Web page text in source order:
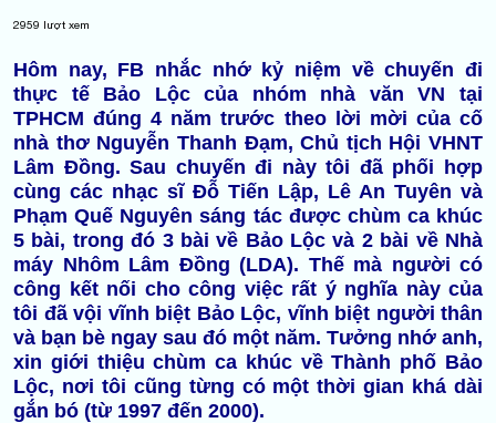
2959 lượt xem
Hôm nay, FB nhắc nhớ kỷ niệm về chuyến đi
thực tế Bảo Lộc của nhóm nhà văn VN tại
TPHCM đúng 4 năm trước theo lời mời của cố
nhà thơ Nguyễn Thanh Đạm, Chủ tịch Hội VHNT
Lâm Đồng. Sau chuyến đi này tôi đã phối hợp
cùng các nhạc sĩ Đỗ Tiến Lập, Lê An Tuyên và
Phạm Quế Nguyên sáng tác được chùm ca khúc
5 bài, trong đó 3 bài về Bảo Lộc và 2 bài về Nhà
máy Nhôm Lâm Đồng (LDA). Thế mà người có
công kết nối cho công việc rất ý nghĩa này của
tôi đã vội vĩnh biệt Bảo Lộc, vĩnh biệt người thân
và bạn bè ngay sau đó một năm. Tưởng nhớ anh,
xin giới thiệu chùm ca khúc về Thành phố Bảo
Lộc, nơi tôi cũng từng có một thời gian khá dài
gắn bó (từ 1997 đến 2000).